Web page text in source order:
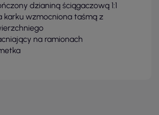
dzianiną ściągaczową 1:1
karku wzmocniona taśmą z
na ramionach